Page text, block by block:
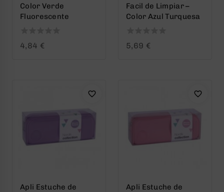
Color Verde
Fluorescente
0
4,84 €
Facil de Limpiar –
Color Azul Turquesa
0
5,69 €
Apli Estuche de
Apli Estuche de